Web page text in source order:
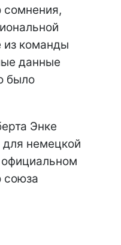
сомнения,
из команды
данные
было
Энке
немецкой
официальном
союза